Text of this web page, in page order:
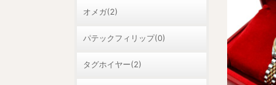
オメガ(2)
パテックフィリップ(0)
タグホイヤー(2)